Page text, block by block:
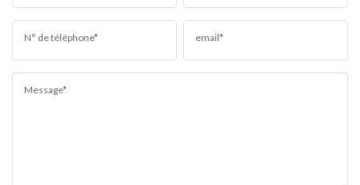
N° de téléphone* email*
Message*